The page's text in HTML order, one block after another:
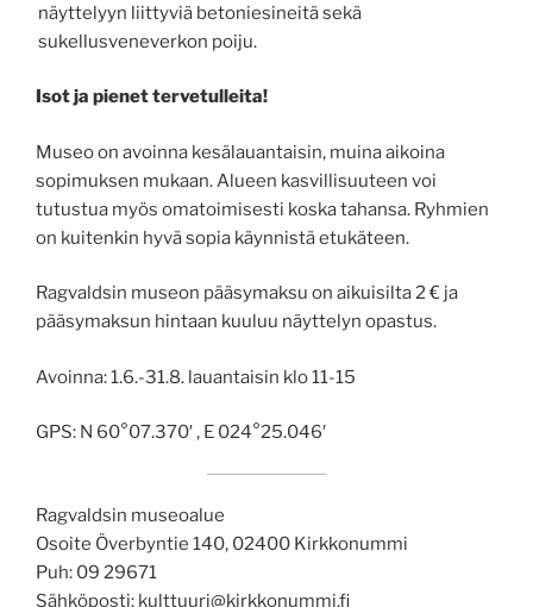
näyttelyyn liittyviä betoniesineitä sekä
sukellusveneverkon poiju.
Isot ja pienet tervetulleita!
Museo on avoinna kesälauantaisin, muina aikoina
sopimuksen mukaan. Alueen kasvillisuuteen voi
tutustua myös omatoimisesti koska tahansa. Ryhmien
on kuitenkin hyvä sopia käynnistä etukäteen.
Ragvaldsin museon pääsymaksu on aikuisilta 2 € ja
pääsymaksun hintaan kuuluu näyttelyn opastus.
Avoinna: 1.6.-31.8. lauantaisin klo 11-15
GPS: N 60°07.370′ , E 024°25.046′
Ragvaldsin museoalue
Osoite Överbyntie 140, 02400 Kirkkonummi
Puh: 09 29671
Sähköposti: kulttuuri@kirkkonummi.fi